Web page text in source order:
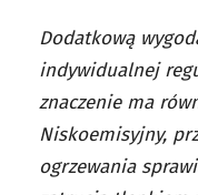
Dodatkową
indywidualnej
znaczenie ma
Niskoemisyjny,
ogrzewania